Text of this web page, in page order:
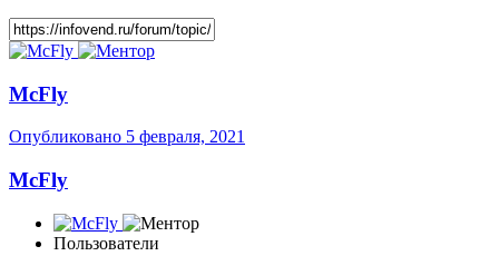
McFly
Опубликовано 5 февраля, 2021
McFly
Пользователи